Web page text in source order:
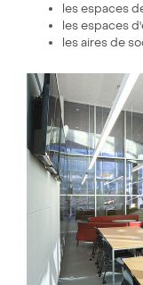
les espaces
les espaces
les aires de